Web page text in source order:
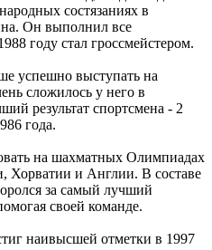
состязаниях в
Он выполнил все
году стал гроссмейстером.
успешно выступать на
сложилось у него в
результат спортсмена - 2
года.
на шахматных Олимпиадах
Хорватии и Англии. В составе
за самый лучший
своей команде.
наивысшей отметки в 1997